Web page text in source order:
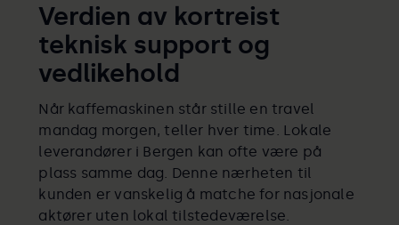
Verdien av kortreist
teknisk support og
vedlikehold
Når kaffemaskinen står stille en travel
mandag morgen, teller hver time. Lokale
leverandører i Bergen kan ofte være på
plass samme dag. Denne nærheten til
kunden er vanskelig å matche for nasjonale
aktører uten lokal tilstedeværelse.